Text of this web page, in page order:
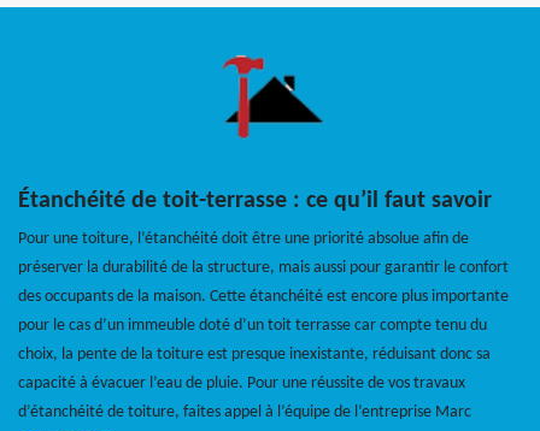
Étanchéité de toit-terrasse : ce qu’il faut savoir
Pour une toiture, l’étanchéité doit être une priorité absolue afin de
préserver la durabilité de la structure, mais aussi pour garantir le confort
des occupants de la maison. Cette étanchéité est encore plus importante
pour le cas d’un immeuble doté d’un toit terrasse car compte tenu du
choix, la pente de la toiture est presque inexistante, réduisant donc sa
capacité à évacuer l’eau de pluie. Pour une réussite de vos travaux
d’étanchéité de toiture, faites appel à l’équipe de l’entreprise Marc